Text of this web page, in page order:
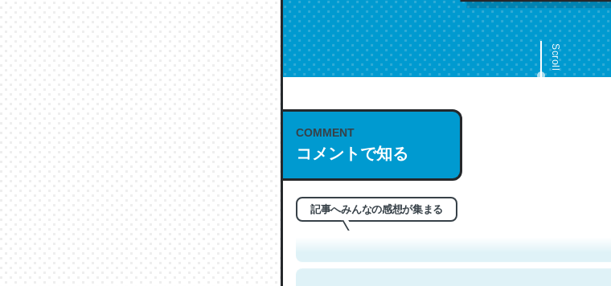
Scroll
COMMENT
コメントで知る
記事へみんなの感想が集まる
これは名文。彼はとてもクレバーなんだろうなと凄く思う
もお勧め。自分はこの流れ好き。Let’s Fucking Go.
─今のこの状況が信じられるかい？ by ラーズ・ヌートバー